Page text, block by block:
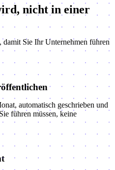
nicht in einer
Sie Ihr Unternehmen führen
automatisch geschrieben und
führen müssen, keine